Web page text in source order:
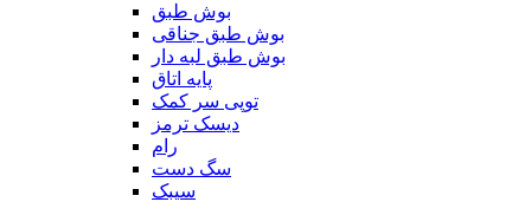
بوش طبق
بوش طبق جناقی
بوش طبق لبه دار
پایه اتاق
توپی سر کمک
دیسک ترمز
رام
سگ دست
سیبک